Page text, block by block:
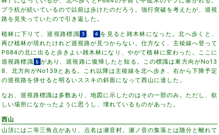
プラ杭が続いているので以前は歩けたのだろう。強行突破を考えたが、巡視
路を見失っていたので引き返した。
植林に下りて、巡視路標識 、
を見ると雑木林になった。北へ歩くと、
再び植林が現れたけれど巡視路が見つからない。仕方なく、主稜線へ登って
P684の北に出ると歩きよい雑木林になり、やがて植林に変わった。ここに
巡視路標識
があり、巡視路に復帰したと知る。この標識は東方向がNo13
8、北方向がNo139とある。これ以降は主稜線を北へ歩き、右から下降予定
の巡視路を併せると明るいススキの斜面になって西山に達した。
なお、巡視路標識は多数あり、地図に示したのはその一部のみ。ただし、欲
しい場所になかったように思うし、壊れているものがあった。
西山
山頂には二等三角点があり、点名は瀬音村。瀬ノ音の集落とは随分と離れて